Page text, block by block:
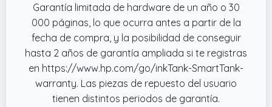
✔️ Esta impresora es compatible con las
botellas de tinta originales HP, 1VU27AE
Botella de tinta Original HP 31 magenta 70 ml,
1VU28AE Botella de tinta Original HP 31
amarilla 70 ml, 1VV24AE Botella de tinta
Original HP 32XL negra de 135 ml, M0H50A
Cabezal de impresión Original HP negro,
Garantía limitada de hardware de un año o 30
000 páginas, lo que ocurra antes a partir de la
fecha de compra, y la posibilidad de conseguir
hasta 2 años de garantía ampliada si te registras
en https://www.hp.com/go/inkTank-SmartTank-
warranty. Las piezas de repuesto del usuario
tienen distintos periodos de garantía.